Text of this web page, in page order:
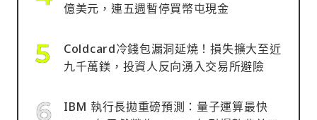
億美元，連五週暫停買幣屯現金
Coldcard冷錢包漏洞延燒！損失擴大至近
九千萬鎂，投資人反向湧入交易所避險
IBM 執行長拋重磅預測：量子運算最快